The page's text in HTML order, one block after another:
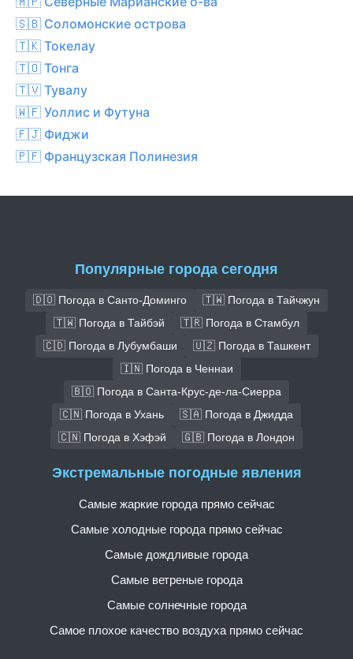
🇸🇧 Соломонские острова
🇹🇰 Токелау
🇹🇴 Тонга
🇹🇻 Тувалу
🇼🇫 Уоллис и Футуна
🇫🇯 Фиджи
🇵🇫 Французская Полинезия
Популярные города сегодня
🇩🇴 Погода в Санто-Доминго
🇹🇼 Погода в Тайчжун
🇹🇼 Погода в Тайбэй
🇹🇷 Погода в Стамбул
🇨🇩 Погода в Лубумбаши
🇺🇿 Погода в Ташкент
🇮🇳 Погода в Ченнаи
🇧🇴 Погода в Санта-Крус-де-ла-Сиерра
🇨🇳 Погода в Ухань
🇸🇦 Погода в Джидда
🇨🇳 Погода в Хэфэй
🇬🇧 Погода в Лондон
Экстремальные погодные явления
Самые жаркие города прямо сейчас
Самые холодные города прямо сейчас
Самые дождливые города
Самые ветреные города
Самые солнечные города
Самое плохое качество воздуха прямо сейчас